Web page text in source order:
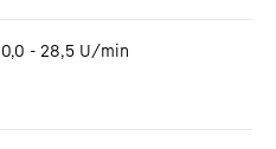
0,0 - 28,5 U/min